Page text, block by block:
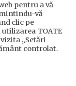
|Politica de
pentru a vă
vă
clic pe
utilizarea TOATE
„Setări
controlat.